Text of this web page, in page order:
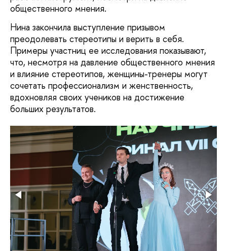
общественного мнения.
Нина закончила выступление призывом
преодолевать стереотипы и верить в себя.
Примеры участниц ее исследования показывают,
что, несмотря на давление общественного мнения
и влияние стереотипов, женщины-тренеры могут
сочетать профессионализм и женственность,
вдохновляя своих учеников на достижение
больших результатов.